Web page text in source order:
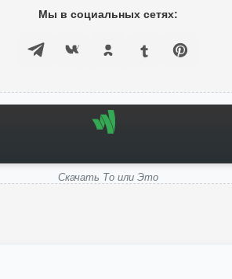
Мы в социальных сетях:
Скачать То или Это